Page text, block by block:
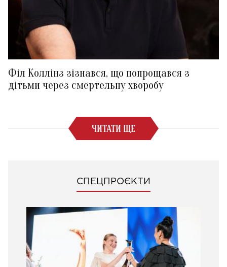
Філ Коллінз зізнався, що попрощався з
дітьми через смертельну хворобу
ЧИТАТИ ЩЕ
СПЕЦПРОЄКТИ